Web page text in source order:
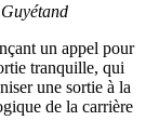
un appel pour
tranquille, qui
une sortie à la
de la carrière